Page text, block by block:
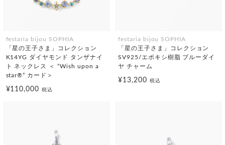
festaria bijou SOPHIA
「星の王子さま」コレクション
K14YG ダイヤモンド タンザナイ
ト ネックレス ＜ “Wish upon a
star®” カード＞
¥110,000税込
festaria bijou SOPHIA
「星の王子さま」コレクション
SV925/エポキシ樹脂 ブルーダイ
ヤ チャーム
¥13,200 税込